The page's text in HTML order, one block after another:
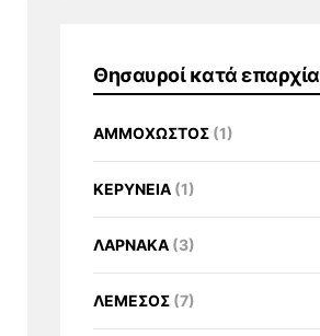
Θησαυροί κατά επαρχία
ΑΜΜΟΧΩΣΤΟΣ (1)
ΚΕΡΥΝΕΙΑ (1)
ΛΑΡΝΑΚΑ (3)
ΛΕΜΕΣΟΣ (7)